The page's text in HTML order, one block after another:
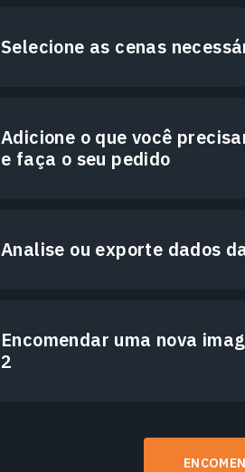
Selecione as cenas
Adicione o que você
e faça o seu pedido
Analise ou exporte dados
Encomendar uma nova
2